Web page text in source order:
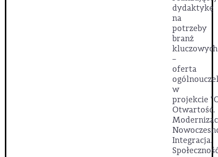
dydaktykę
na
potrzeby
branż
–
oferta
w
projekcie
Otwartość.
Integracja.